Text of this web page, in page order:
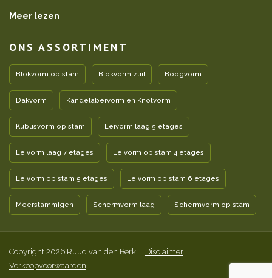
Meer lezen
ONS ASSORTIMENT
Blokvorm op stam Blokvorm zuil Boogvorm
Dakvorm Kandelabervorm en Knotvorm
Kubusvorm op stam Leivorm laag 5 etages
Leivorm laag 7 etages Leivorm op stam 4 etages
Leivorm op stam 5 etages Leivorm op stam 6 etages
Meerstammigen Schermvorm laag Schermvorm op stam
Copyright 2026 Ruud van den Berk
Disclaimer
Verkoopvoorwaarden